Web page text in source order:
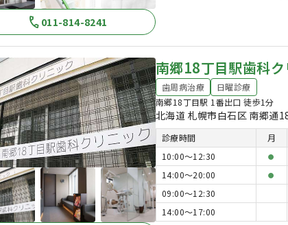
011-814-8241
南郷18丁目駅歯科ク
歯周病治療
日曜診療
南郷18丁目駅 1番出口 徒歩1分
北海道 札幌市白石区 南郷通
診療時間 月
10:00〜12:30
●
14:00〜20:00 ●
09:00〜12:30
14:00〜17:00